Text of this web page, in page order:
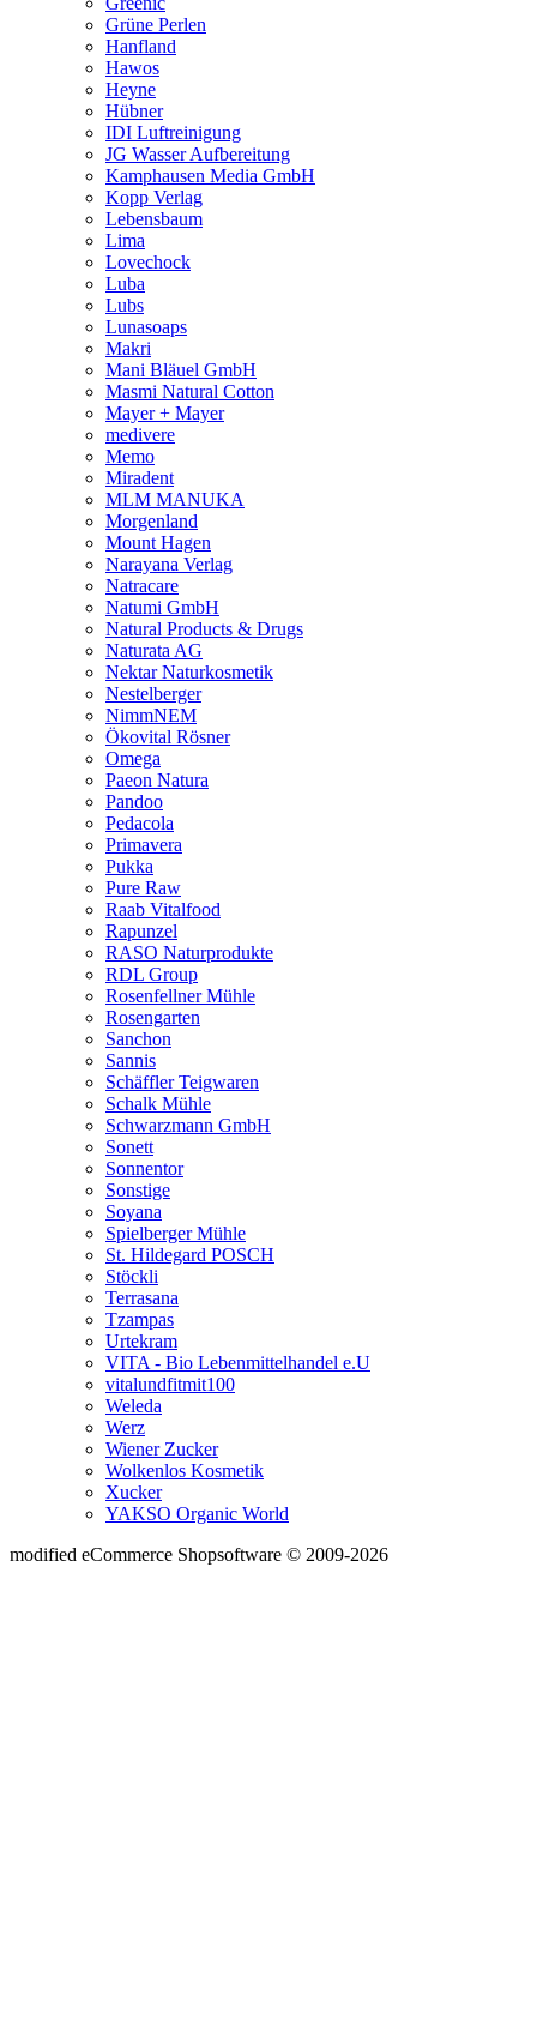
Grüne Perlen
Hanfland
Hawos
Heyne
Hübner
IDI Luftreinigung
JG Wasser Aufbereitung
Kamphausen Media GmbH
Kopp Verlag
Lebensbaum
Lima
Lovechock
Luba
Lubs
Lunasoaps
Makri
Mani Bläuel GmbH
Masmi Natural Cotton
Mayer + Mayer
medivere
Memo
Miradent
MLM MANUKA
Morgenland
Mount Hagen
Narayana Verlag
Natracare
Natumi GmbH
Natural Products & Drugs
Naturata AG
Nektar Naturkosmetik
Nestelberger
NimmNEM
Ökovital Rösner
Omega
Paeon Natura
Pandoo
Pedacola
Primavera
Pukka
Pure Raw
Raab Vitalfood
Rapunzel
RASO Naturprodukte
RDL Group
Rosenfellner Mühle
Rosengarten
Sanchon
Sannis
Schäffler Teigwaren
Schalk Mühle
Schwarzmann GmbH
Sonett
Sonnentor
Sonstige
Soyana
Spielberger Mühle
St. Hildegard POSCH
Stöckli
Terrasana
Tzampas
Urtekram
VITA - Bio Lebenmittelhandel e.U
vitalundfitmit100
Weleda
Werz
Wiener Zucker
Wolkenlos Kosmetik
Xucker
YAKSO Organic World
modified eCommerce Shopsoftware © 2009-2026